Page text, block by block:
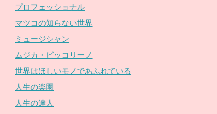
プロフェッショナル
マツコの知らない世界
ミュージシャン
ムジカ・ピッコリーノ
世界はほしいモノであふれている
人生の楽園
人生の達人